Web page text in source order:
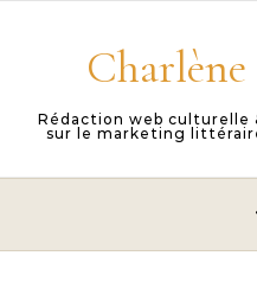
Rédaction web culturelle
sur le marketing